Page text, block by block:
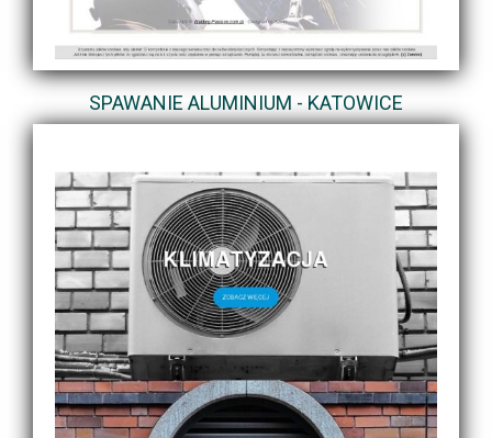
SPAWANIE ALUMINIUM - KATOWICE